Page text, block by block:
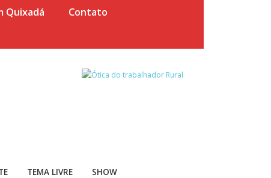
Quixadá
Contato
TEMA LIVRE SHOW